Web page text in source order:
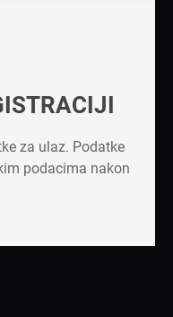
za ulaz. Podatke
podacima nakon